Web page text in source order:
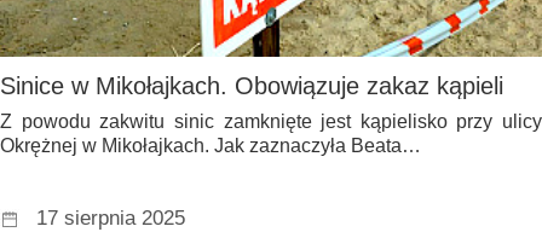
Sinice w Mikołajkach. Obowiązuje zakaz kąpieli
Z powodu zakwitu sinic zamknięte jest kąpielisko przy ulicy
Okrężnej w Mikołajkach. Jak zaznaczyła Beata…
17 sierpnia 2025